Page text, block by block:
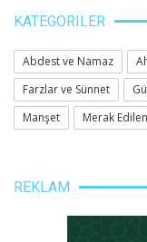
KATEGORILER
Abdest ve Namaz
Farzlar ve Sünnet
Manşet
Merak
REKLAM